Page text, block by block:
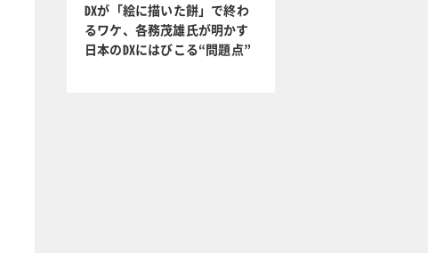
DXが「絵に描いた餅」で終わ
るワケ、各務茂雄氏が明かす
日本のDXにはびこる“問題点”